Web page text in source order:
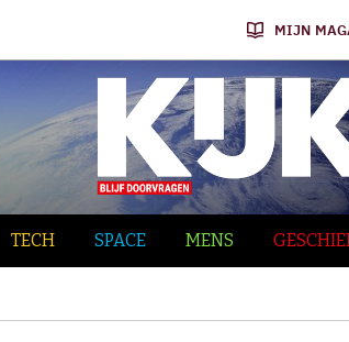
MIJN
TECH SPACE MENS